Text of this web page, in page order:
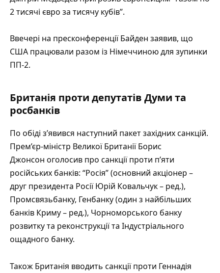
2 тисячі євро за тисячу кубів”.
Ввечері на пресконференції Байден заявив, що
США працювали разом із Німеччиною для зупинки
ПП-2.
Британія проти депутатів Думи та
росбанків
По обіді з’явився наступний пакет західних санкцій.
Прем’єр-міністр Великої Британії Борис
Джонсон оголосив про санкціїпроти п’яти
російських банків: “Росія” (основний акціонер –
друг президента Росії Юрій Ковальчук – ред.),
Промсвязьбанку, Генбанку (один з найбільших
банків Криму – ред.), Чорноморського банку
розвитку та реконструкції та Індустріального
ощадного банку.
Також Британія вводить санкції проти Геннадія